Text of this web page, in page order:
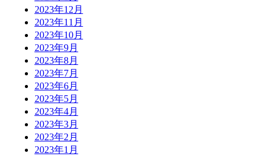
2023年12月
2023年11月
2023年10月
2023年9月
2023年8月
2023年7月
2023年6月
2023年5月
2023年4月
2023年3月
2023年2月
2023年1月